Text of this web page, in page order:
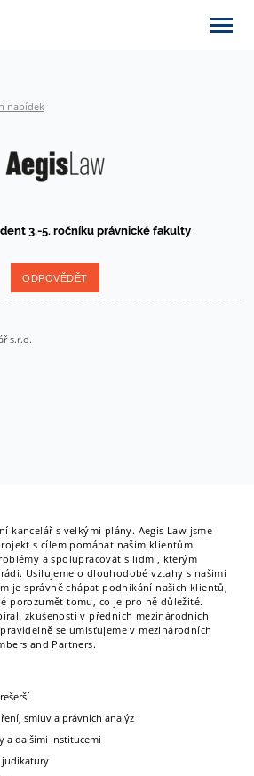
práce
Partneři
& aktuality
nabídek
3.-5. ročníku právnické fakulty
ODPOVĚDĚT
s.r.o.
kancelář s velkými plány. Aegis Law jsme
s cílem pomáhat našim klientům
a spolupracovat s lidmi, kterým
Usilujeme o dlouhodobé vztahy s našimi
je správně chápat podnikání našich klientů,
porozumět tomu, co je pro ně důležité.
zkušenosti v předních mezinárodních
se umisťujeme v mezinárodních
and Partners.
smluv a právních analýz
a dalšími institucemi
judikatury